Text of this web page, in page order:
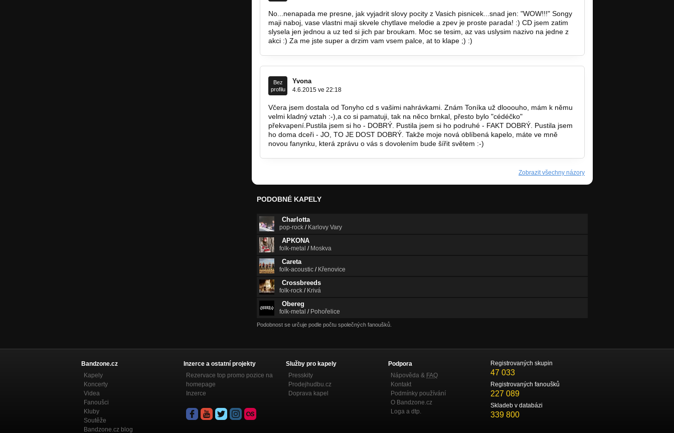
No...nenapada me presne, jak vyjadrit slovy pocity z Vasich pisnicek...snad jen: "WOW!!!" Songy
maji naboj, vase vlastni maji skvele chytlave melodie a zpev je proste parada! :) CD jsem zatim
slysela jen jednou a uz ted si jich par broukam. Moc se tesim, az vas uslysim nazivo na jedne z
akci :) Za me jste super a drzim vam vsem palce, at to klape ;) :)
Bez
profilu
Yvona
4.6.2015 ve 22:18
Včera jsem dostala od Tonyho cd s vašimi nahrávkami. Znám Toníka už dlooouho, mám k němu
velmi kladný vztah :-),a co si pamatuji, tak na něco brnkal, přesto bylo "cédéčko"
překvapení.Pustila jsem si ho - DOBRÝ. Pustila jsem si ho podruhé - FAKT DOBRÝ. Pustila jsem
ho doma dceři - JO, TO JE DOST DOBRÝ. Takže moje nová oblíbená kapelo, máte ve mně
novou fanynku, která zprávu o vás s dovolením bude šířit světem :-)
Zobrazit všechny názory
PODOBNÉ KAPELY
Charlotta
pop-rock / Karlovy Vary
APKONA
folk-metal / Moskva
Careta
folk-acoustic / Křenovice
Crossbreeds
folk-rock / Krivá
Obereg
folk-metal / Pohořelice
Podobnost se určuje podle počtu společných fanoušků.
Bandzone.cz
Kapely
Koncerty
Videa
Fanoušci
Kluby
Soutěže
Bandzone.cz blog
Inzerce a ostatní projekty
Rezervace top promo pozice na
homepage
Inzerce
Služby pro kapely
Presskity
Prodejhudbu.cz
Doprava kapel
Podpora
Nápověda & FAQ
Kontakt
Podmínky používání
O Bandzone.cz
Loga a dtp.
Registrovaných skupin
47 033
Registrovaných fanoušků
227 089
Skladeb v databázi
339 800